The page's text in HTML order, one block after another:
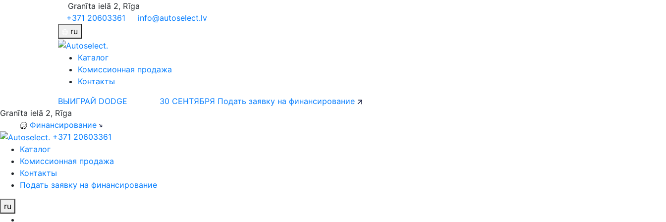
Granīta ielā 2, Rīga
+371 20603361
info@autoselect.lv
ru
Каталог
Комиссионная продажа
Контакты
ВЫИГРАЙ DODGE
30 СЕНТЯБРЯ Подать заявку на финансирование
Granīta ielā 2, Rīga
Финансирование
+371 20603361
Каталог
Комиссионная продажа
Контакты
Подать заявку на финансирование
ru